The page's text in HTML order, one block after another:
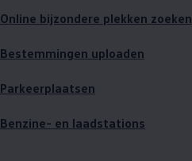
Online bijzondere plekken zoeken
Bestemmingen uploaden
Parkeerplaatsen
Benzine- en laadstations